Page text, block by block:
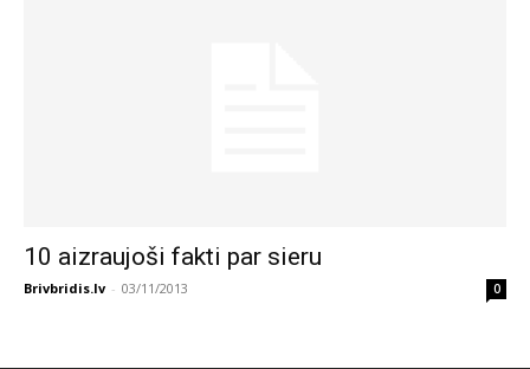
10 aizraujoši fakti par sieru
Brivbridis.lv - 03/11/2013 0